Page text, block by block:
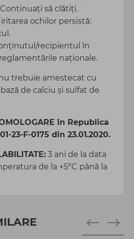
să clătiţi.
iritarea ochilor persistă:
recipientul în
naționale.
trebuie amestecat cu
de calciu şi sulfat de
în Republica
23-F-0175 din 23.01.2020.
3 ani de la data
de la +5°C până la